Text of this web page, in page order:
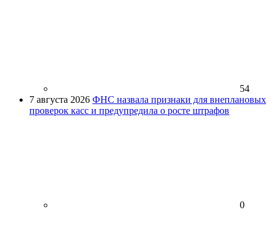
54
7 августа 2026 ФНС назвала признаки для внеплановых
проверок касс и предупредила о росте штрафов
0